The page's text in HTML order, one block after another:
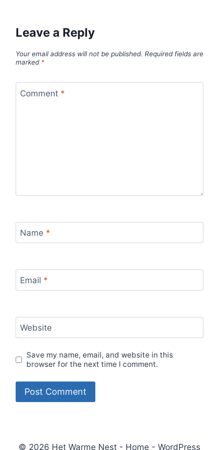
Leave a Reply
Your email address will not be published. Required fields are
marked *
Comment *
Name *
Email *
Website
Save my name, email, and website in this
browser for the next time I comment.
© 2026 Het Warme Nest - Home - WordPress